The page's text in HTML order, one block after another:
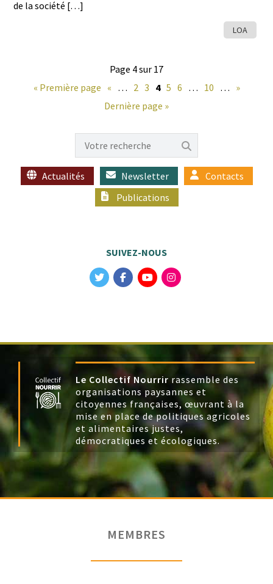
de la société […]
LOA
Page 4 sur 17
« Première page « … 2 3 4 5 6 … 10 … »
Dernière page »
Actualités Newsletter
Contacts
Publications
SUIVEZ-NOUS
Le Collectif Nourrir rassemble des
organisations paysannes et
citoyennes françaises, œuvrant à la
mise en place de politiques agricoles
et alimentaires justes,
démocratiques et écologiques.
MEMBRES